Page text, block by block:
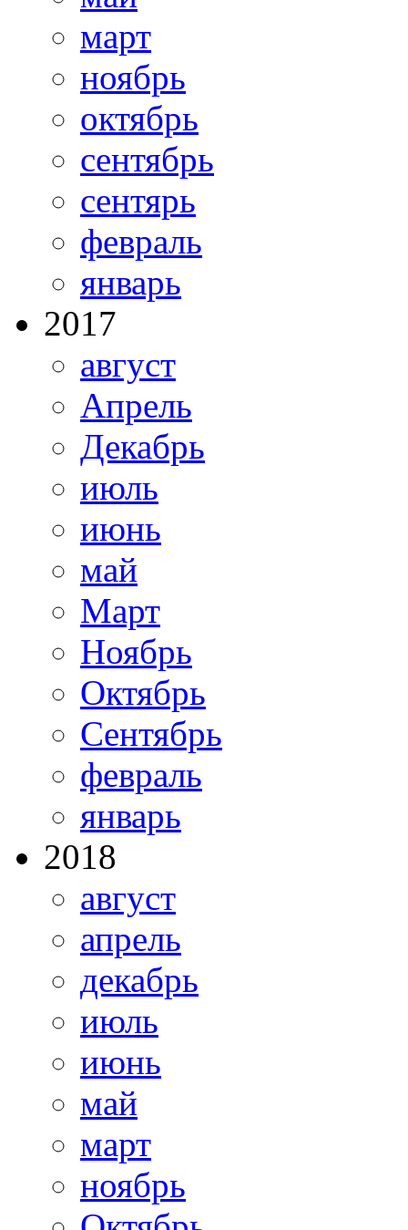
март
ноябрь
октябрь
сентябрь
сентярь
февраль
январь
2017
август
Апрель
Декабрь
июль
июнь
май
Март
Ноябрь
Октябрь
Сентябрь
февраль
январь
2018
август
апрель
декабрь
июль
июнь
май
март
ноябрь